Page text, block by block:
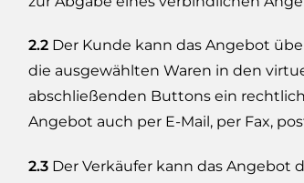
2.2 Der Kunde kann das Angebot
die ausgewählten Waren in den
abschließenden Buttons ein
Angebot auch per E-Mail, per Fax,
2.3 Der Verkäufer kann das Angebot